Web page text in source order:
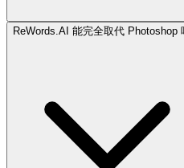
ReWords.AI 能完全取代 Photoshop